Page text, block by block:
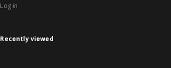
Log in
Recently viewed